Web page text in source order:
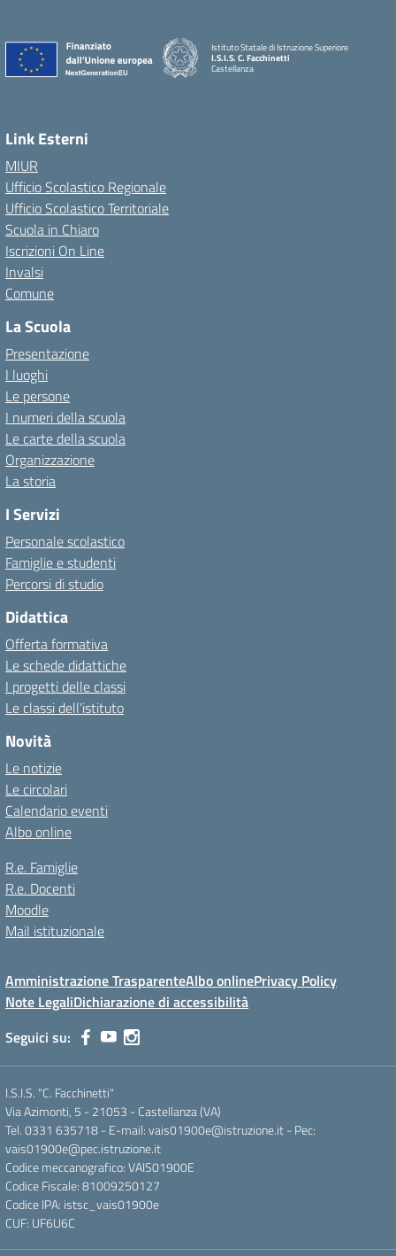
Istituto Statale di Istruzione Superiore
I.S.I.S. C. Facchinetti
Castellanza
Link Esterni
MIUR
Ufficio Scolastico Regionale
Ufficio Scolastico Territoriale
Scuola in Chiaro
Iscrizioni On Line
Invalsi
Comune
La Scuola
Presentazione
I luoghi
Le persone
I numeri della scuola
Le carte della scuola
Organizzazione
La storia
I Servizi
Personale scolastico
Famiglie e studenti
Percorsi di studio
Didattica
Offerta formativa
Le schede didattiche
I progetti delle classi
Le classi dell’istituto
Novità
Le notizie
Le circolari
Calendario eventi
Albo online
R.e. Famiglie
R.e. Docenti
Moodle
Mail istituzionale
Amministrazione TrasparenteAlbo onlinePrivacy Policy
Note LegaliDichiarazione di accessibilità
Seguici su:
I.S.I.S. "C. Facchinetti"
Via Azimonti, 5 - 21053 - Castellanza (VA)
Tel. 0331 635718 - E-mail: vais01900e@istruzione.it - Pec:
vais01900e@pec.istruzione.it
Codice meccanografico: VAIS01900E
Codice Fiscale: 81009250127
Codice IPA: istsc_vais01900e
CUF: UF6U6C